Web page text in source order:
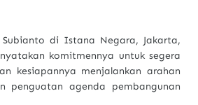
di Istana Negara, Jakarta,
komitmennya untuk segera
kesiapannya menjalankan arahan
penguatan agenda pembangunan